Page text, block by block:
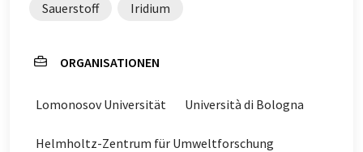
Sauerstoff Iridium
ORGANISATIONEN
Lomonosov Universität Università di Bologna
Helmholtz-Zentrum für Umweltforschung